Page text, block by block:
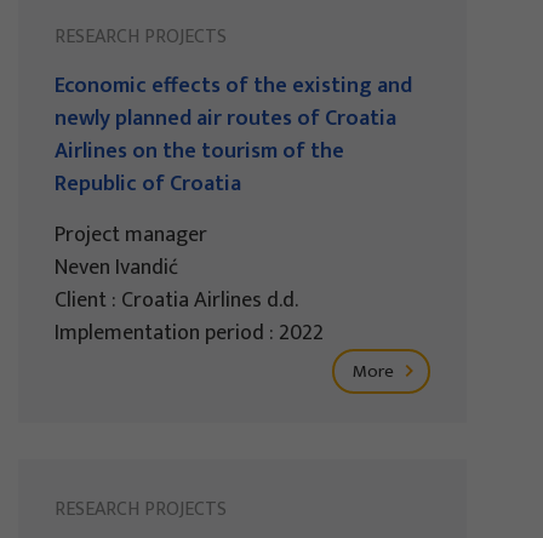
RESEARCH PROJECTS
Economic effects of the existing and
newly planned air routes of Croatia
Airlines on the tourism of the
Republic of Croatia
Project manager
Neven Ivandić
Client : Croatia Airlines d.d.
Implementation period : 2022
More
RESEARCH PROJECTS